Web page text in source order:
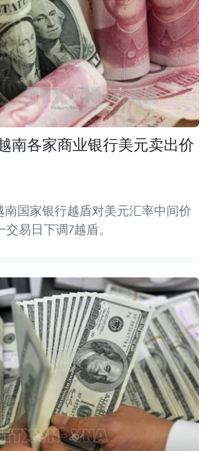
南各家商业银行美元卖出价
南国家银行越盾对美元汇率中间价
易日下调7越盾。